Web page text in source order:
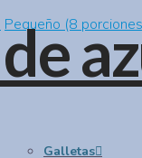
Galletas
Pequeño (8